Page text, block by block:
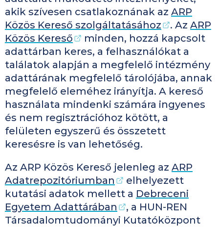
akik szívesen csatlakoznának az ARP
Közös Kereső szolgáltatásához
. Az ARP
Közös Kereső
minden, hozzá kapcsolt
adattárban keres, a felhasználókat a
találatok alapján a megfelelő intézmény
adattárának megfelelő tárolójába, annak
megfelelő eleméhez irányítja. A kereső
használata mindenki számára ingyenes
és nem regisztrációhoz kötött, a
felületen egyszerű és összetett
keresésre is van lehetőség.
Az ARP Közös Kereső jelenleg az ARP
Adatrepozitóriumban
elhelyezett
kutatási adatok mellett a Debreceni
Egyetem Adattárában
, a HUN-REN
Társadalomtudományi Kutatóközpont